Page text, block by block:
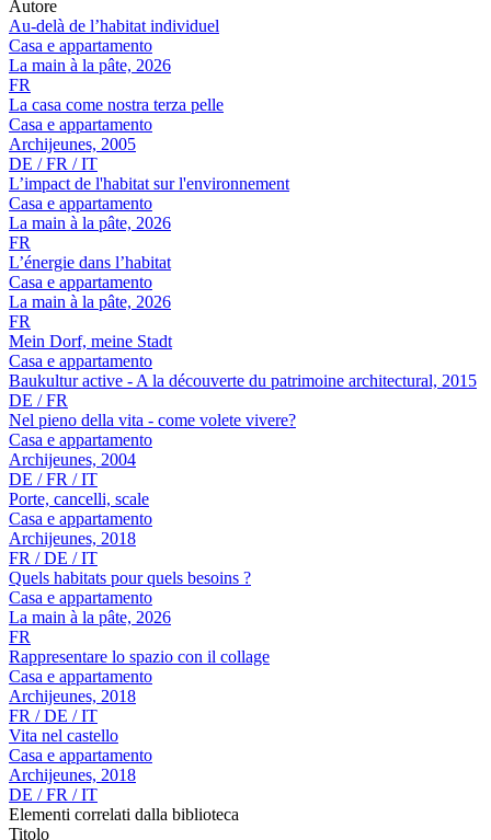
Autore
Au-delà de l’habitat individuel
Casa e appartamento
La main à la pâte, 2026
FR
La casa come nostra terza pelle
Casa e appartamento
Archijeunes, 2005
DE / FR / IT
L’impact de l'habitat sur l'environnement
Casa e appartamento
La main à la pâte, 2026
FR
L’énergie dans l’habitat
Casa e appartamento
La main à la pâte, 2026
FR
Mein Dorf, meine Stadt
Casa e appartamento
Baukultur active - A la découverte du patrimoine architectural, 2015
DE / FR
Nel pieno della vita - come volete vivere?
Casa e appartamento
Archijeunes, 2004
DE / FR / IT
Porte, cancelli, scale
Casa e appartamento
Archijeunes, 2018
FR / DE / IT
Quels habitats pour quels besoins ?
Casa e appartamento
La main à la pâte, 2026
FR
Rappresentare lo spazio con il collage
Casa e appartamento
Archijeunes, 2018
FR / DE / IT
Vita nel castello
Casa e appartamento
Archijeunes, 2018
DE / FR / IT
Elementi correlati dalla biblioteca
Titolo